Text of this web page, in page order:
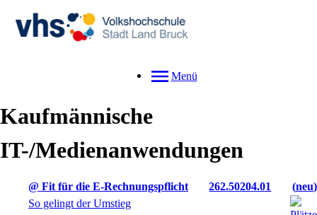
Menü
Kaufmännische
IT-/Medienanwendungen
@ Fit für die E-Rechnungspflicht 262.50204.01
neu
So gelingt der Umstieg